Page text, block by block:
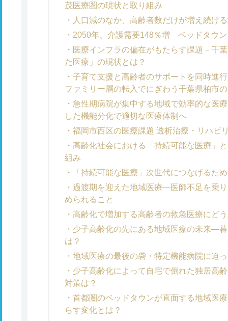
茂医療圏の現状と取り組み
人口減のなか、高齢者数だけが増え続け
2050年、介護需要148％増 ベッドタウ
医療インフラの偏在がもたらす課題－千
た医療」の現状とは？
子育て支援と高齢者のサポートを同時進
ファミリー層の転入でにぎわう千葉県柏市
急性期病院が集中する地域で効率的な医
した機能分化で適切な医療体制へ
福岡市西区の医療課題 透析治療・リハビ
高齢化社会における「持続可能な医療」
組み
「持続可能な医療」次世代につなげるた
過渡期を迎えた地域医療―医師不足を乗
められること
高齢化で増加する高齢者の救急医療にど
少子高齢化の先にある地域医療の未来―
は？
地域医療の最後の砦・特定機能病院に迫
少子高齢化によって自宅で倒れた独居高
対策は？
首都圏のベッドタウンが直面する地域医
らす変化とは？